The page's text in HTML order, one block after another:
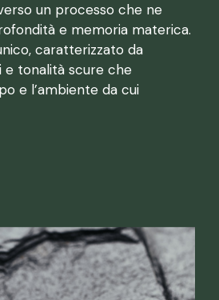
un processo che ne
e memoria materica.
caratterizzato da
e tonalità scure che
e l’ambiente da cui